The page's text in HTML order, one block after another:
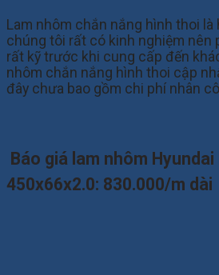
Lam nhôm chắn nắng hình thoi
chúng tôi rất có kinh nghiệm nên
rất kỹ trước khi cung cấp đến
nhôm chắn nắng hình thoi cập
đây chưa bao gồm chi phí nhân
Báo giá lam nhôm
450x66x2.0: 830.000/m dài